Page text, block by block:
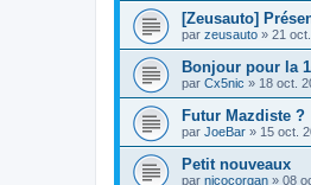
[Zeusauto]
par zeusauto » 21
Bonjour pour la
par Cx5nic » 18 oct.
Futur Mazdiste ?
par JoeBar » 15 oct.
Petit nouveaux
par nicocorgan » 08